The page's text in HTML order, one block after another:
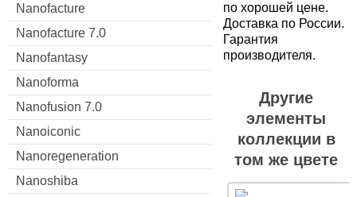
Nanofacture
Nanofacture 7.0
Nanofantasy
Nanoforma
Nanofusion 7.0
Nanoiconic
Nanoregeneration
Nanoshiba
по хорошей цене.
Доставка по России.
Гарантия
производителя.
Другие
элементы
коллекции в
том же цвете